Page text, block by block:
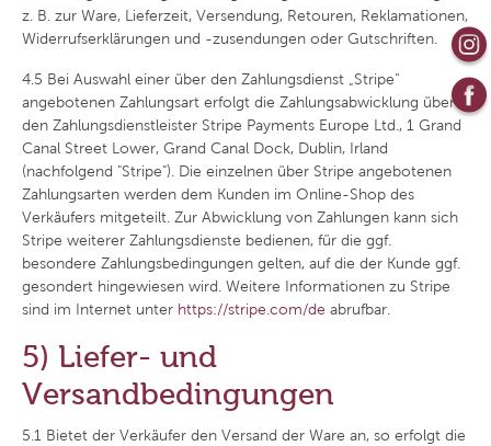
z. B. zur Ware, Lieferzeit, Versendung, Retouren, Reklamationen,
Widerrufserklärungen und -zusendungen oder Gutschriften.
4.5 Bei Auswahl einer über den Zahlungsdienst „Stripe“
angebotenen Zahlungsart erfolgt die Zahlungsabwicklung über
den Zahlungsdienstleister Stripe Payments Europe Ltd., 1 Grand
Canal Street Lower, Grand Canal Dock, Dublin, Irland
(nachfolgend "Stripe"). Die einzelnen über Stripe angebotenen
Zahlungsarten werden dem Kunden im Online-Shop des
Verkäufers mitgeteilt. Zur Abwicklung von Zahlungen kann sich
Stripe weiterer Zahlungsdienste bedienen, für die ggf.
besondere Zahlungsbedingungen gelten, auf die der Kunde ggf.
gesondert hingewiesen wird. Weitere Informationen zu Stripe
sind im Internet unter https://stripe.com/de abrufbar.
5) Liefer- und
Versandbedingungen
5.1 Bietet der Verkäufer den Versand der Ware an, so erfolgt die